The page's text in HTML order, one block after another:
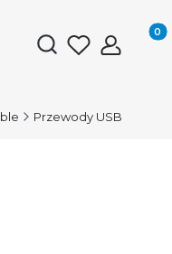
Otwórz
Przewody USB